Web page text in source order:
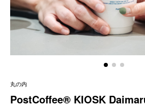
丸の内
PostCoffee® KIOSK